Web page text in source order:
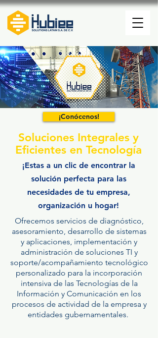
¡Conócenos!
Soluciones Integrales y
Eficientes en Tecnología
¡Estas a un clicde encontrar la
solución perfecta para las
necesidades de tu empresa,
organización u hogar!
Ofrecemos servicios de diagnóstico,
asesoramiento, desarrollo de sistemas
y aplicaciones, implementación y
administración de soluciones TI y
soporte/acompañamiento tecnológico
personalizado para la incorporación
intensiva de las Tecnologías de la
Información y Comunicación en los
procesos de actividad de la empresa y
entidades gubernamentales.